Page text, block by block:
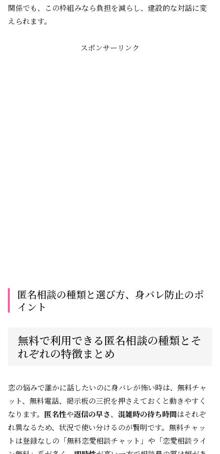
関係でも、この枠組みなら負担を減らし、建設的な対話に変
えられます。
スポンサーリンク
匿名相談の種類と選び方、身バレ防止のポ
イント
無料で利用できる匿名相談の種類とそ
れぞれの特徴まとめ
恋の悩みで誰かに話したいのに身バレが怖い時は、無料チャ
ット、無料電話、掲示板の三択を押さえておくと動きやすく
なります。 匿名性や返信の早さ、 混雑時の待ち時間はそれぞ
れ異なるため、状況で使い分けるのが賢明です。無料チャッ
トは登録なしの「無料恋愛相談チャット」や「恋愛相談ライ